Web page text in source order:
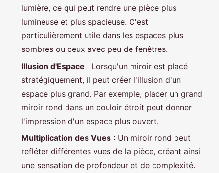
lumière, ce qui peut rendre une pièce plus
lumineuse et plus spacieuse. C'est
particulièrement utile dans les espaces plus
sombres ou ceux avec peu de fenêtres.
Illusion d'Espace : Lorsqu'un miroir est placé
stratégiquement, il peut créer l'illusion d'un
espace plus grand. Par exemple, placer un grand
miroir rond dans un couloir étroit peut donner
l'impression d'un espace plus ouvert.
Multiplication des Vues : Un miroir rond peut
refléter différentes vues de la pièce, créant ainsi
une sensation de profondeur et de complexité.